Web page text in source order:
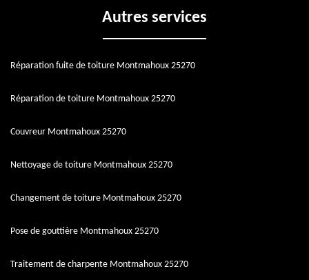
Autres services
Réparation fuite de toiture Montmahoux 25270
Réparation de toiture Montmahoux 25270
Couvreur Montmahoux 25270
Nettoyage de toiture Montmahoux 25270
Changement de toiture Montmahoux 25270
Pose de gouttière Montmahoux 25270
Traitement de charpente Montmahoux 25270